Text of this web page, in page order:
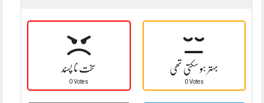
سخت نا پسند
0 Votes
بہتر ہو سکتی تھی
0 Votes